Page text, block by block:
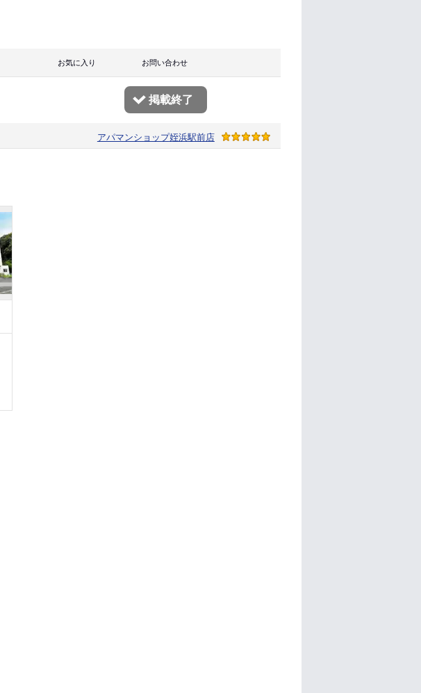
お気に入り お問い合わせ
掲載終了
アパマンショップ姪浜駅前店